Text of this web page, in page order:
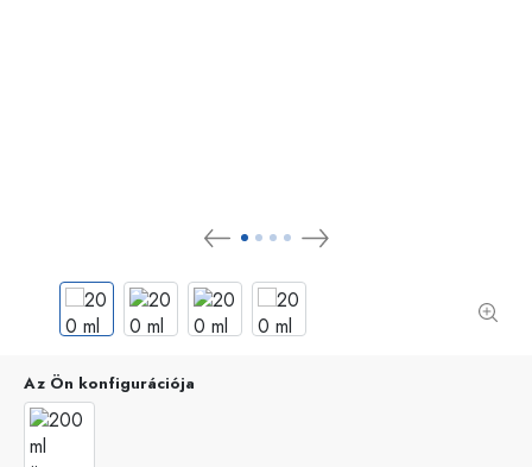
Az Ön konfigurációja